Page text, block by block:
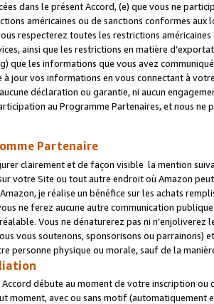
dans le présent Accord, (e) que vous ne
américaines ou de sanctions conformes
respecterez toutes les restrictions
ainsi que les restrictions en matière
que les informations que vous avez
jour vos informations en vous connectant à
déclaration ou garantie, ni aucun
au Programme Partenaires, et nous
Partenaire
clairement et de façon visible la mention
votre Site ou tout autre endroit où Amazon
je réalise un bénéfice sur les achats
ne ferez aucune autre communication
Vous ne dénaturerez pas ni
vous soutenons, sponsorisons ou parrainons)
personne physique ou morale, sauf de la
Accord débute au moment de votre inscription
moment, avec ou sans motif (automatiquement